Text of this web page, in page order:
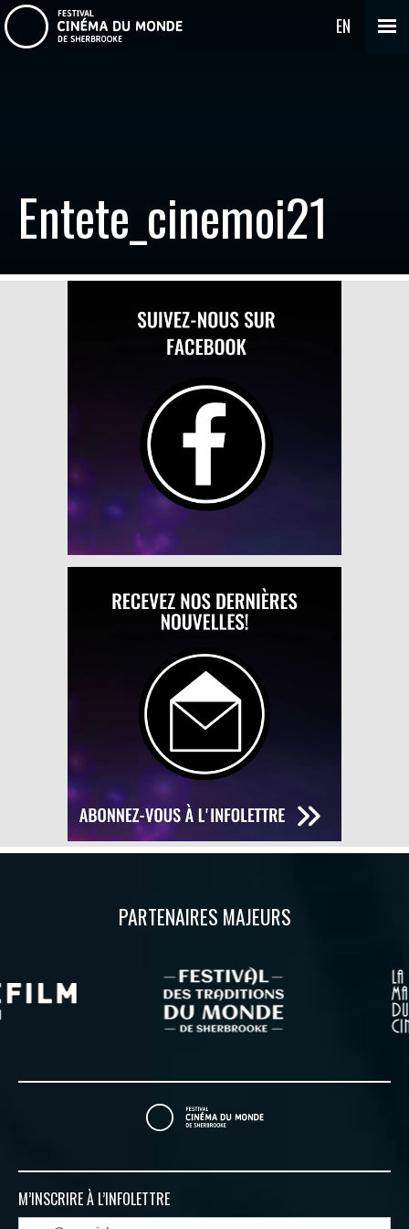
EN
Entete_cinemoi21
PARTENAIRES MAJEURS
M’INSCRIRE À L’INFOLETTRE